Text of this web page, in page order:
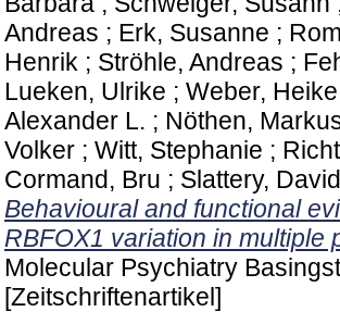
Andreas ; Erk, Susanne ;
Henrik ; Ströhle, Andreas ;
Lueken, Ulrike ; Weber, Heike
Alexander L. ; Nöthen,
Volker ; Witt, Stephanie ;
Cormand, Bru ; Slattery,
Behavioural and functional
RBFOX1 variation in multiple
Molecular Psychiatry
[Zeitschriftenartikel]